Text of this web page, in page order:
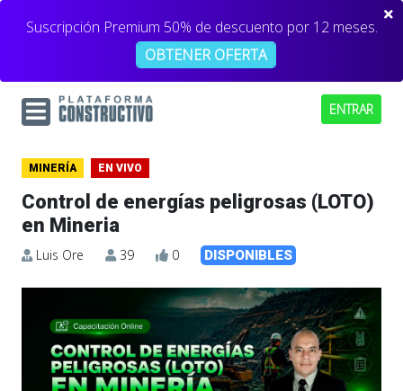
Suscripción Premium 50% de descuento por 12 meses.
OBTENER OFERTA
ENTRAR
MINERÍA EN VIVO
Control de energías peligrosas (LOTO)
en Mineria
Luis Ore 39 0 DISPONIBLES